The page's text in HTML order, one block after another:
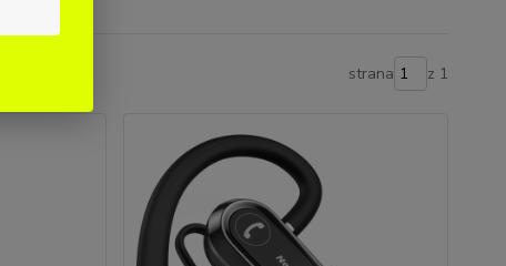
strana z 1